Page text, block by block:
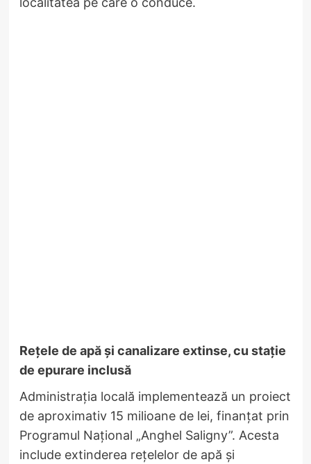
Rețele de apă și canalizare extinse, cu stație
de epurare inclusă
Administrația locală implementează un proiect
de aproximativ 15 milioane de lei, finanțat prin
Programul Național „Anghel Saligny”. Acesta
include extinderea rețelelor de apă și